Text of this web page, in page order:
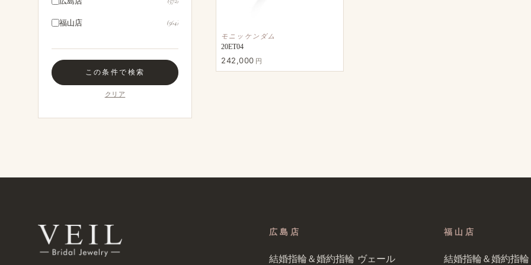
キャラティヴォーチェ (39)
インセンブレ
イモータル
ノートルリアン
福山店 (564)
この​条件で​検索
クリア
モニッケンダム
20ET04
242,000 円
広島店
結婚​指輪＆婚約指輪 ヴェール​
福山店
結婚​指輪＆婚約指輪